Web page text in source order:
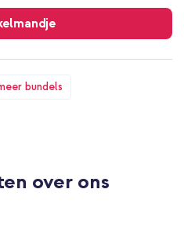
bundels
- Soft Ivory + Vivid
Powerbank - MagSafe en Qi
over ons